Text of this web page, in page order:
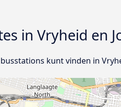
in Vryheid en
kunt vinden in